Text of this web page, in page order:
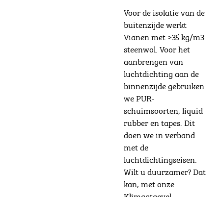
Voor de isolatie van de
buitenzijde werkt
Vianen met >35 kg/m3
steenwol. Voor het
aanbrengen van
luchtdichting aan de
binnenzijde gebruiken
we PUR-
schuimsoorten, liquid
rubber en tapes. Dit
doen we in verband
met de
luchtdichtingseisen.
Wilt u duurzamer? Dat
kan, met onze